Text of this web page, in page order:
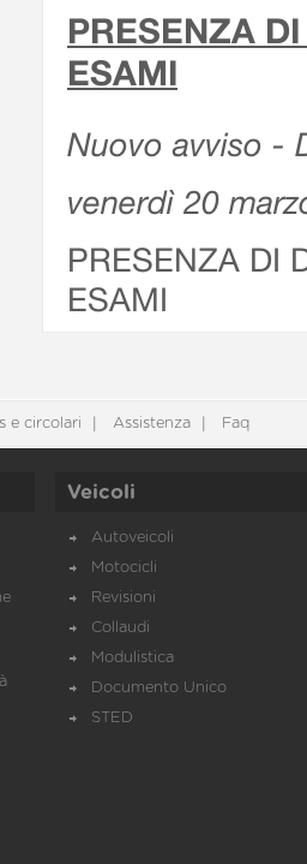
PRESENZA
ESAMI
Nuovo avviso -
venerdì 20
PRESENZA DI
ESAMI
e circolari Assistenza Faq
Veicoli
Autoveicoli
Motocicli
Revisioni
Collaudi
Modulistica
Documento Unico
STED